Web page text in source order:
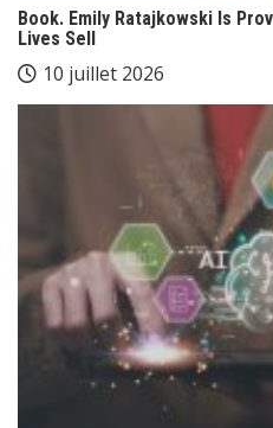
Book. Emily Ratajkowski Is
Lives Sell
10 juillet 2026